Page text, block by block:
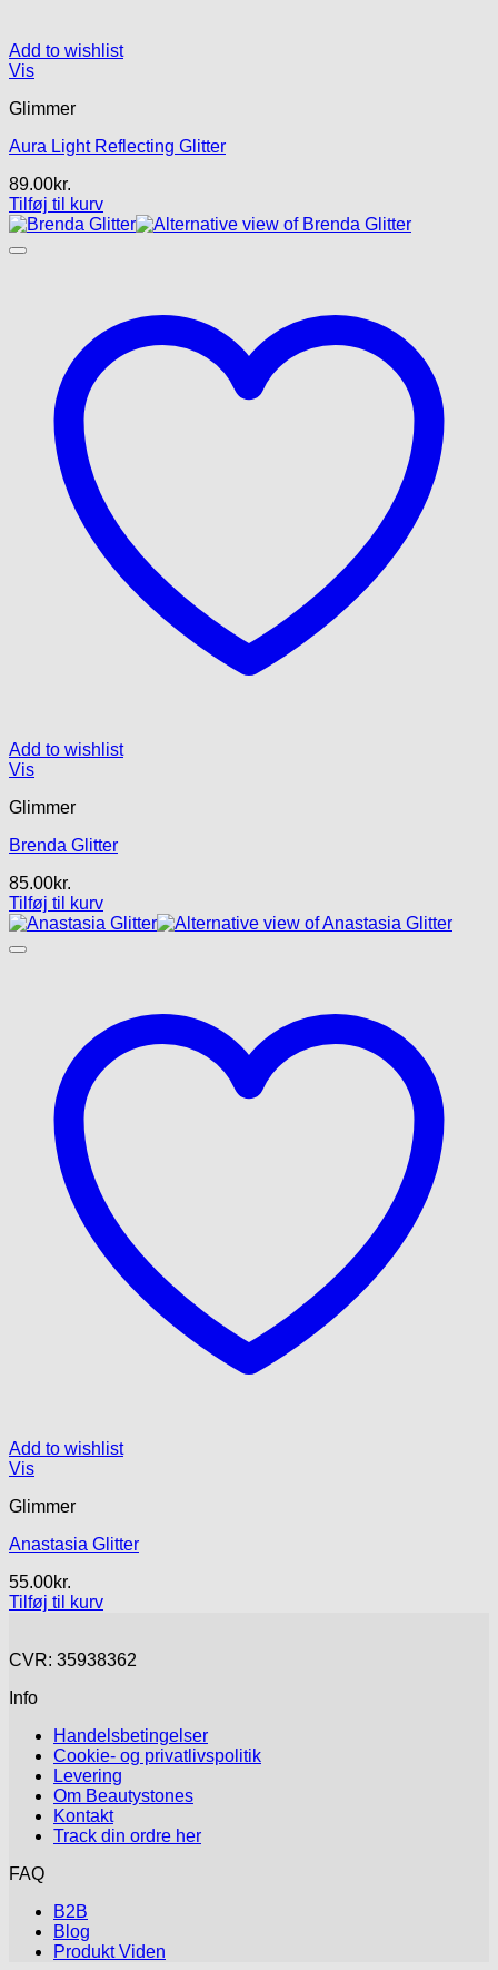
Add to wishlist
Vis
Glimmer
Aura Light Reflecting Glitter
89.00kr.
Tilføj til kurv
Add to wishlist
Vis
Glimmer
Brenda Glitter
85.00kr.
Tilføj til kurv
Add to wishlist
Vis
Glimmer
Anastasia Glitter
55.00kr.
Tilføj til kurv
CVR: 35938362
Info
Handelsbetingelser
Cookie- og privatlivspolitik
Levering
Om Beautystones
Kontakt
Track din ordre her
FAQ
B2B
Blog
Produkt Viden